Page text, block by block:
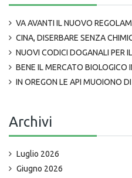
VA AVANTI IL NUOVO
CINA, DISERBARE SENZA
NUOVI CODICI DOGANALI PER
BENE IL MERCATO BIOLOGICO
IN OREGON LE API MUOIONO
Archivi
Luglio 2026
Giugno 2026